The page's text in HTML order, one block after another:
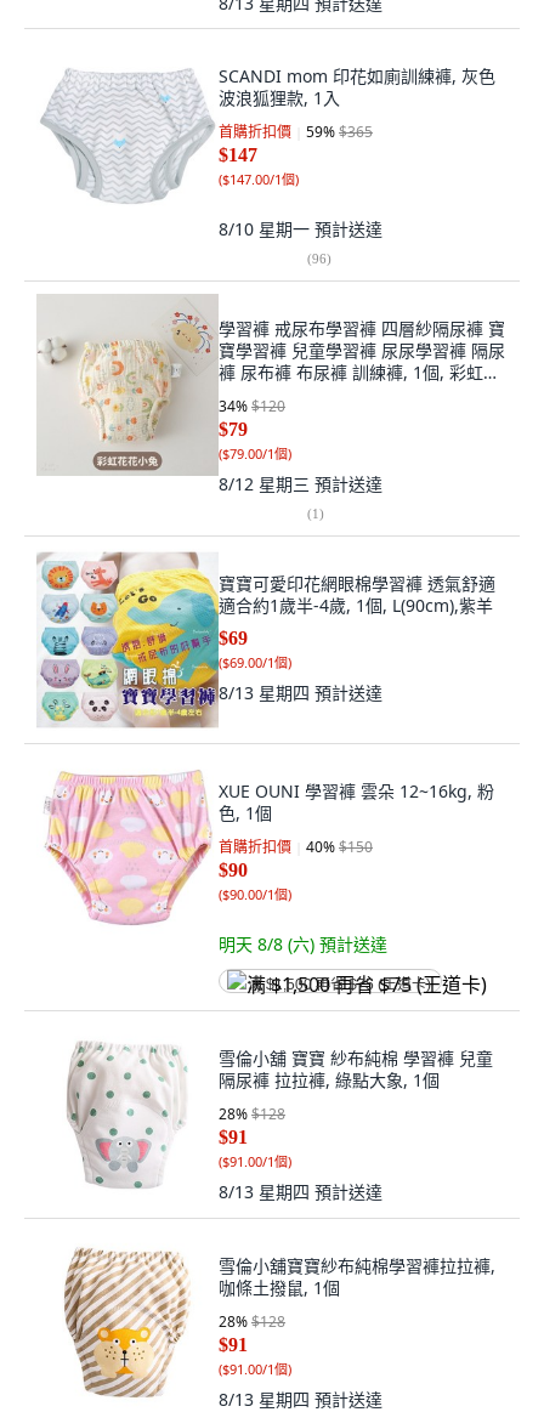
SCANDI mom 印花如廁訓練褲, 灰色
波浪狐狸款, 1入
首購折扣價 59%$365
$147
($147.00/1個)
8/10 星期一 預計送達
(96)
學習褲 戒尿布學習褲 四層紗隔尿褲 寶
寶學習褲 兒童學習褲 尿尿學習褲 隔尿
褲 尿布褲 布尿褲 訓練褲, 1個, 彩虹花
花小兔,90
34%$120
$79
($79.00/1個)
8/12 星期三 預計送達
(1)
寶寶可愛印花網眼棉學習褲 透氣舒適
適合約1歲半-4歲, 1個, L(90cm),紫羊
$69
($69.00/1個)
8/13 星期四 預計送達
XUE OUNI 學習褲 雲朵 12~16kg, 粉
色, 1個
首購折扣價 40%$150
$90
($90.00/1個)
明天 8/8 (六) 預計送達
满 $1,500 再省 $75 (王道卡)
雪倫小舖 寶寶 紗布純棉 學習褲 兒童
隔尿褲 拉拉褲, 綠點大象, 1個
28%$128
$91
($91.00/1個)
8/13 星期四 預計送達
雪倫小舖寶寶紗布純棉學習褲拉拉褲,
咖條土撥鼠, 1個
28%$128
$91
($91.00/1個)
8/13 星期四 預計送達